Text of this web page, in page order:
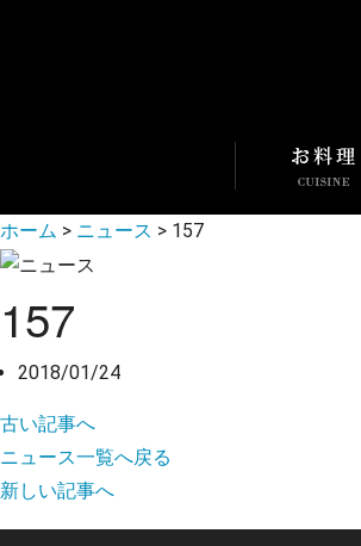
ホーム > ニュース > 157
157
2018/01/24
古い記事へ
ニュース一覧へ戻る
新しい記事へ